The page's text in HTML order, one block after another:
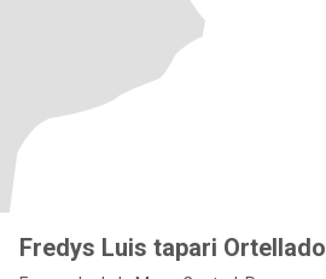
Fredys Luis tapari Ortellado